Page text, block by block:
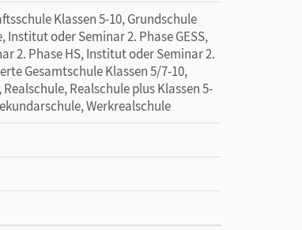
Klassen 5-10, Grundschule
Institut oder Seminar 2. Phase GESS,
2. Phase HS, Institut oder Seminar 2.
Gesamtschule Klassen 5/7-10,
Realschule plus Klassen 5-
Werkrealschule